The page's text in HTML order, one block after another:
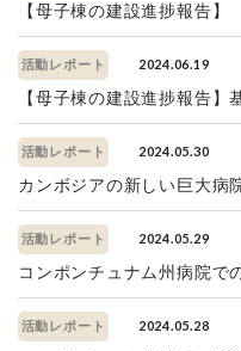
【母子棟の建設進捗報告】
活動レポート 2024.06.19
【母子棟の建設進捗報告】
活動レポート 2024.05.30
カンボジアの新しい巨大病
活動レポート 2024.05.29
コンポンチュナム州病院で
活動レポート 2024.05.28